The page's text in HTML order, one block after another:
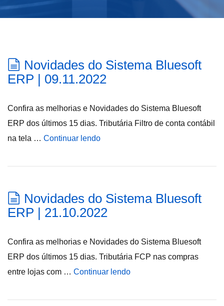
Novidades do Sistema Bluesoft
ERP | 09.11.2022
Confira as melhorias e Novidades do Sistema Bluesoft
ERP dos últimos 15 dias. Tributária Filtro de conta contábil
na tela … Continuar lendo
Novidades do Sistema Bluesoft
ERP | 21.10.2022
Confira as melhorias e Novidades do Sistema Bluesoft
ERP dos últimos 15 dias. Tributária FCP nas compras
entre lojas com … Continuar lendo